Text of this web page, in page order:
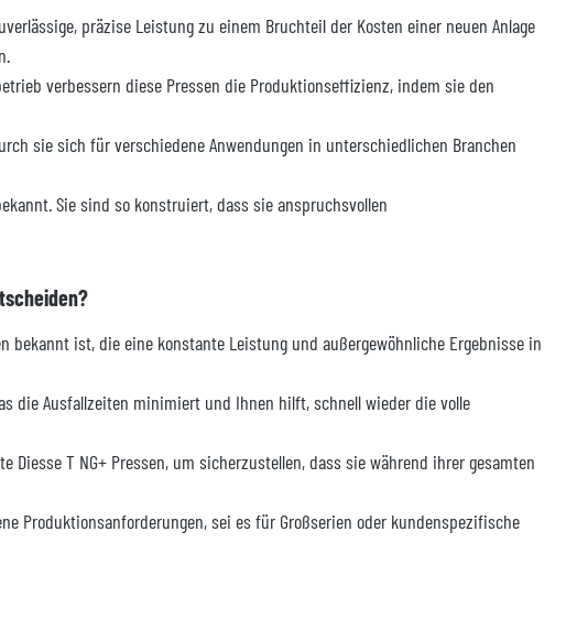
präzise Leistung zu einem Bruchteil der Kosten einer neuen Anlage
verbessern diese Pressen die Produktionseffizienz, indem sie den
sie sich für verschiedene Anwendungen in unterschiedlichen Branchen
Sie sind so konstruiert, dass sie anspruchsvollen
bekannt ist, die eine konstante Leistung und außergewöhnliche Ergebnisse in
die Ausfallzeiten minimiert und Ihnen hilft, schnell wieder die volle
T NG+ Pressen, um sicherzustellen, dass sie während ihrer gesamten
Produktionsanforderungen, sei es für Großserien oder kundenspezifische